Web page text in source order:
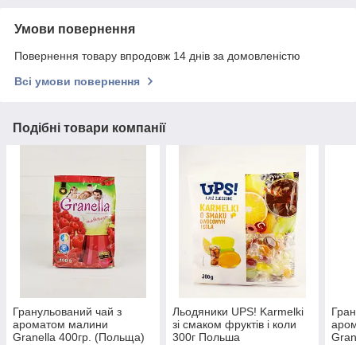
Умови повернення
Повернення товару впродовж 14 днів за домовленістю
Всі умови повернення
Подібні товари компанії
Гранульований чай з
ароматом малини
Granella 400гр. (Польща)
Льодяники UPS! Karmelki
зі смаком фруктів і коли
300г Польша